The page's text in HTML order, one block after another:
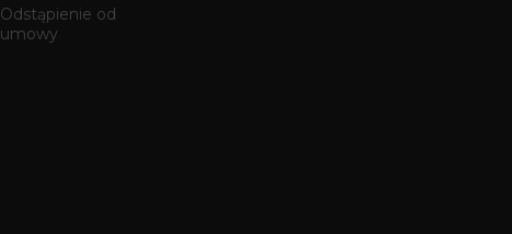
Odstąpienie od
umowy